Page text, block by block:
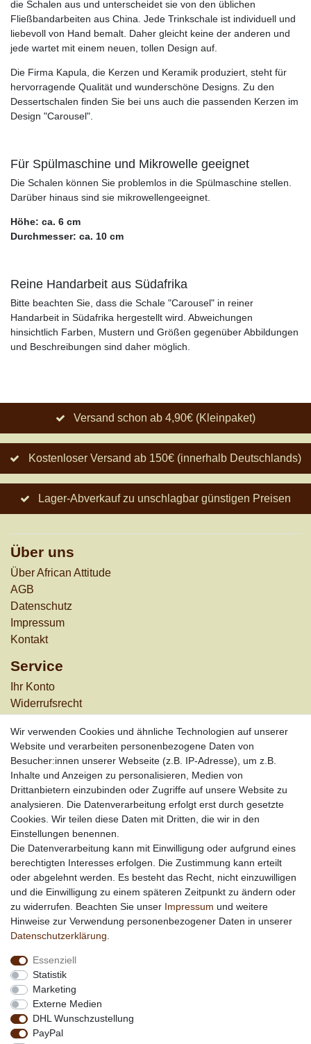
die Schalen aus und unterscheidet sie von den üblichen
Fließbandarbeiten aus China. Jede Trinkschale ist individuell und
liebevoll von Hand bemalt. Daher gleicht keine der anderen und
jede wartet mit einem neuen, tollen Design auf.
Die Firma Kapula, die Kerzen und Keramik produziert, steht für
hervorragende Qualität und wunderschöne Designs. Zu den
Dessertschalen finden Sie bei uns auch die passenden Kerzen im
Design "Carousel".
Für Spülmaschine und Mikrowelle geeignet
Die Schalen können Sie problemlos in die Spülmaschine stellen.
Darüber hinaus sind sie mikrowellengeeignet.
Höhe: ca. 6 cm
Durchmesser: ca. 10 cm
Reine Handarbeit aus Südafrika
Bitte beachten Sie, dass die Schale "Carousel" in reiner
Handarbeit in Südafrika hergestellt wird. Abweichungen
hinsichtlich Farben, Mustern und Größen gegenüber Abbildungen
und Beschreibungen sind daher möglich.
Versand schon ab 4,90€ (Kleinpaket)
Kostenloser Versand ab 150€ (innerhalb Deutschlands)
Lager-Abverkauf zu unschlagbar günstigen Preisen
Über uns
Über African Attitude
AGB
Datenschutz
Impressum
Kontakt
Service
Ihr Konto
Widerrufs­recht
Zahlungsarten
Informationen
Werbung
Links
Vertrag widerrufen
*außer Sonderartikel + Porto; keine Kombination mit
anderen Rabattaktionen
Wir verwenden Cookies und ähnliche Technologien auf unserer
Website und verarbeiten personenbezogene Daten von
Besucher:innen unserer Webseite (z.B. IP-Adresse), um z.B.
Inhalte und Anzeigen zu personalisieren, Medien von
Drittanbietern einzubinden oder Zugriffe auf unsere Website zu
analysieren. Die Datenverarbeitung erfolgt erst durch gesetzte
Cookies. Wir teilen diese Daten mit Dritten, die wir in den
Einstellungen benennen.
Die Datenverarbeitung kann mit Einwilligung oder aufgrund eines
berechtigten Interesses erfolgen. Die Zustimmung kann erteilt
oder abgelehnt werden. Es besteht das Recht, nicht einzuwilligen
und die Einwilligung zu einem späteren Zeitpunkt zu ändern oder
zu widerrufen. Beachten Sie unser Impressum und weitere
Hinweise zur Verwendung personenbezogener Daten in unserer
Daten­schutz­erklärung
Essenziell
Statistik
Marketing
Externe Medien
DHL Wunschzustellung
PayPal